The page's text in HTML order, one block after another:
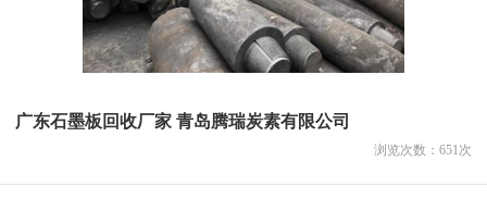
广东石墨板回收厂家 青岛腾瑞炭素有限公司
浏览次数： 651次